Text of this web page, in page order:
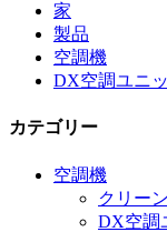
家
製品
空調機
DX空調ユニ
カテゴリー
空調機
クリー
DX空調